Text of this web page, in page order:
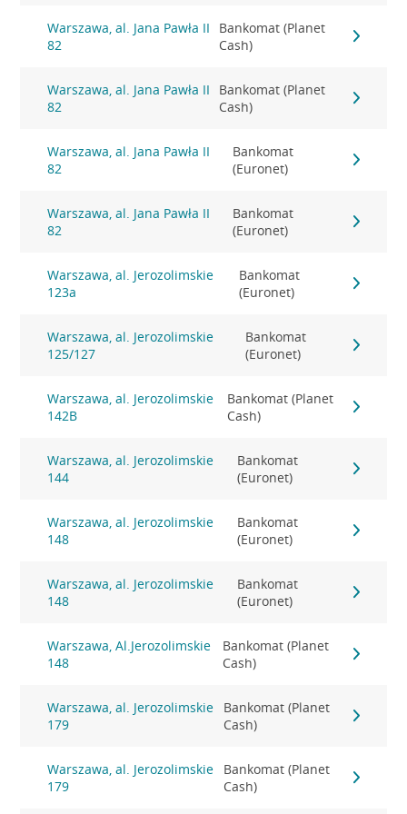
Warszawa, al. Jana Pawła II
82
Bankomat (Planet
Cash)
Warszawa, al. Jana Pawła II
82
Bankomat (Planet
Cash)
Warszawa, al. Jana Pawła II
82
Bankomat
(Euronet)
Warszawa, al. Jana Pawła II
82
Bankomat
(Euronet)
Warszawa, al. Jerozolimskie
123a
Bankomat
(Euronet)
Warszawa, al. Jerozolimskie
125/127
Bankomat
(Euronet)
Warszawa, al. Jerozolimskie
142B
Bankomat (Planet
Cash)
Warszawa, al. Jerozolimskie
144
Bankomat
(Euronet)
Warszawa, al. Jerozolimskie
148
Bankomat
(Euronet)
Warszawa, al. Jerozolimskie
148
Bankomat
(Euronet)
Warszawa, Al.Jerozolimskie
148
Bankomat (Planet
Cash)
Warszawa, al. Jerozolimskie
179
Bankomat (Planet
Cash)
Warszawa, al. Jerozolimskie
179
Bankomat (Planet
Cash)